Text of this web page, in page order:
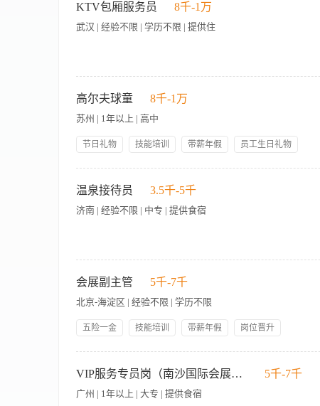
KTV包厢服务员 8千-1万
武汉 | 经验不限 | 学历不限 | 提供住
收尾工作
高尔夫球童 8千-1万
苏州 | 1年以上 | 高中
节日礼物 技能培训 带薪年假
员工生日礼物
构及球场特点，能回答宾客提出有关打球和球场的咨询。 4、
性格开朗。 2、应变及沟通能力强，普通话流利。 3、具有良好
温泉接待员 3.5千-5千
济南 | 经验不限 | 中专 | 提供食宿
检测和保养及泳池场地的环境卫生； 4、勤在泳池边观察，注
按服务工作规范的质量标准独立完成； 2、愿意接受培训，具有
会展副主管 5千-7千
北京-海淀区 | 经验不限 | 学历不限
五险一金 技能培训 带薪年假
岗位晋升
务流程标准的严格执行，提升参会者的现场体验。 4. 及时处理
完成上级交办的其他相关工作。 岗位要求： 1.大专以上学历，
验。35岁以内。 3.具备出色的客户服务意识和沟通协调能力，
VIP服务专员岗（南沙国际会展中心） 5千-7千
广州 | 1年以上 | 大专 | 提供食宿